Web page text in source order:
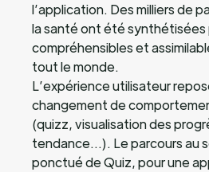
l’application. Des milliers de
la santé ont été synthétisées
compréhensibles et
tout le monde.
L’expérience utilisateur
changement de
(quizz, visualisation des
tendance…). Le parcours au
ponctué de Quiz, pour une